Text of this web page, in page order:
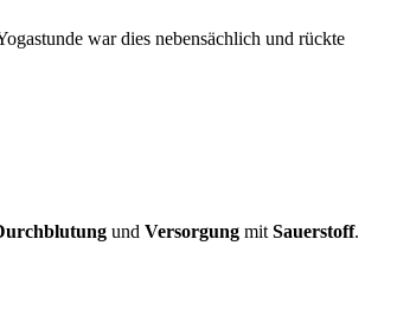
war dies nebensächlich und rückte
und Versorgung mit Sauerstoff.